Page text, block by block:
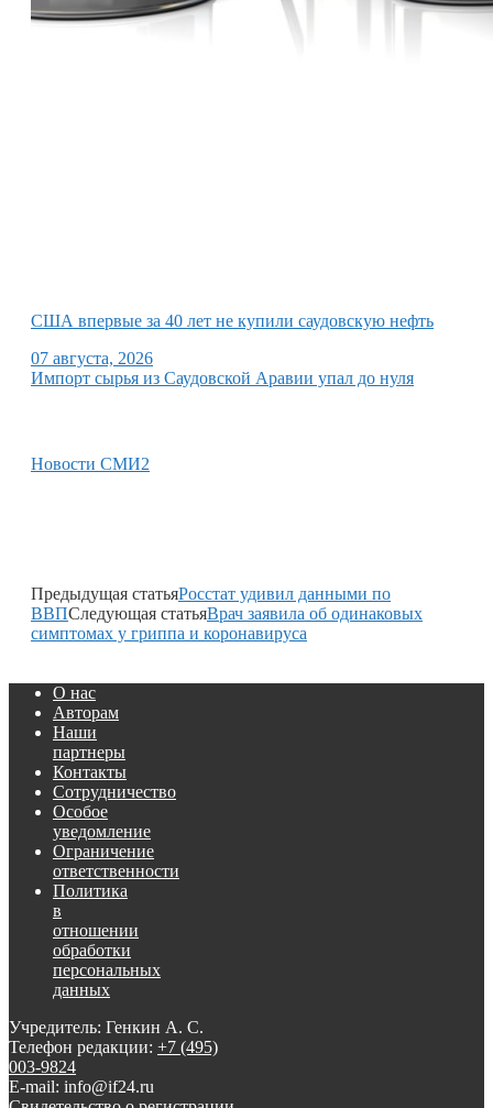
США впервые за 40 лет не купили саудовскую нефть
07 августа, 2026
Импорт сырья из Саудовской Аравии упал до нуля
Новости СМИ2
Предыдущая статьяРосстат удивил данными по
ВВПСледующая статьяВрач заявила об одинаковых
симптомах у гриппа и коронавируса
О нас
Авторам
Наши
партнеры
Контакты
Сотрудничество
Особое
уведомление
Ограничение
ответственности
Политика
в
отношении
обработки
персональных
данных
Учредитель: Генкин А. С.
Телефон редакции: +7 (495)
003-9824
E-mail: info@if24.ru